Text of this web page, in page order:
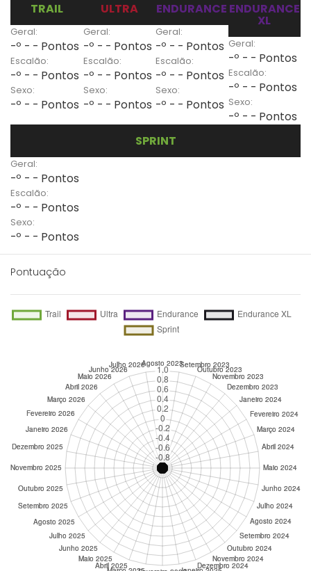
TRAIL
Geral:
-º - - Pontos
Escalão:
-º - - Pontos
Sexo:
-º - - Pontos
ULTRA
Geral:
-º - - Pontos
Escalão:
-º - - Pontos
Sexo:
-º - - Pontos
ENDURANCE
Geral:
-º - - Pontos
Escalão:
-º - - Pontos
Sexo:
-º - - Pontos
ENDURANCE
XL
Geral:
-º - - Pontos
Escalão:
-º - - Pontos
Sexo:
-º - - Pontos
SPRINT
Geral:
-º - - Pontos
Escalão:
-º - - Pontos
Sexo:
-º - - Pontos
Pontuação